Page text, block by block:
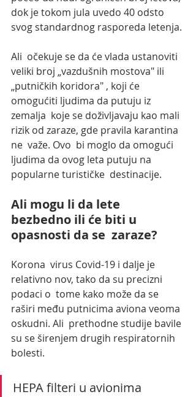
dok je tokom jula uvedo 40 odsto
svog standardnog rasporeda letenja.
Ali  očekuje se da će vlada ustanoviti
veliki broj „vazdušnih mostova" ili
„putničkih koridora" , koji će
omogućiti ljudima da putuju iz
zemalja  koje se doživljavaju kao mali
rizik od zaraze, gde pravila karantina
ne  važe. Ovo  bi moglo da omogući
ljudima da ovog leta putuju na
popularne turističke  destinacije.
Ali mogu li da lete
bezbedno ili će biti u
opasnosti da se  zaraze?
Korona  virus Covid-19 i dalje je
relativno nov, tako da su precizni
podaci o  tome kako može da se
raširi među putnicima aviona veoma
oskudni. Ali  prethodne studije bavile
su se širenjem drugih respiratornih
bolesti.
HEPA filteri u avionima